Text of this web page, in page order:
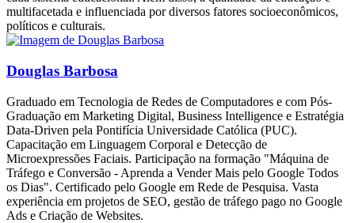
multifacetada e influenciada por diversos fatores socioeconômicos,
políticos e culturais.
Douglas Barbosa
Graduado em Tecnologia de Redes de Computadores e com Pós-
Graduação em Marketing Digital, Business Intelligence e Estratégia
Data-Driven pela Pontifícia Universidade Católica (PUC).
Capacitação em Linguagem Corporal e Detecção de
Microexpressões Faciais. Participação na formação "Máquina de
Tráfego e Conversão - Aprenda a Vender Mais pelo Google Todos
os Dias". Certificado pelo Google em Rede de Pesquisa. Vasta
experiência em projetos de SEO, gestão de tráfego pago no Google
Ads e Criação de Websites.